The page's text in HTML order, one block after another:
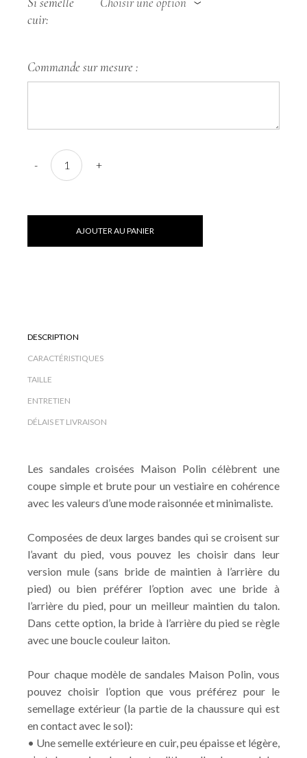
cuir
Commande sur mesure :
- +
AJOUTER AU PANIER
DESCRIPTION
CARACTÉRISTIQUES
TAILLE
ENTRETIEN
DÉLAIS ET LIVRAISON
Les sandales croisées Maison Polin célèbrent une
coupe simple et brute pour un vestiaire en cohérence
avec les valeurs d’une mode raisonnée et minimaliste.
Composées de deux larges bandes qui se croisent sur
l’avant du pied, vous pouvez les choisir dans leur
version mule (sans bride de maintien à l’arrière du
pied) ou bien préférer l’option avec une bride à
l’arrière du pied, pour un meilleur maintien du talon.
Dans cette option, la bride à l’arrière du pied se règle
avec une boucle couleur laiton.
Pour chaque modèle de sandales Maison Polin, vous
pouvez choisir l’option que vous préférez pour le
semellage extérieur (la partie de la chaussure qui est
en contact avec le sol):
• Une semelle extérieure en cuir, peu épaisse et légère,